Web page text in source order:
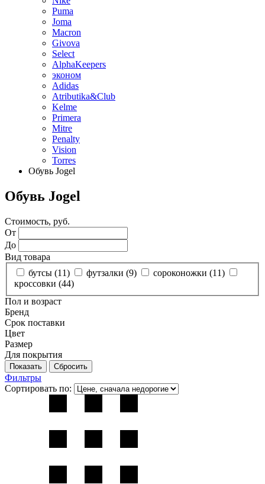
Puma
Joma
Macron
Givova
Select
AlphaKeepers
эконом
Adidas
Atributika&Club
Kelme
Primera
Mitre
Penalty
Vision
Torres
Обувь Jogel
Обувь Jogel
Стоимость, руб.
От
До
Вид товара
бутсы (11) футзалки (9) сороконожки (11)
кроссовки (44)
Пол и возраст
Бренд
Срок поставки
Цвет
Размер
Для покрытия
Фильтры
Сортировать по: